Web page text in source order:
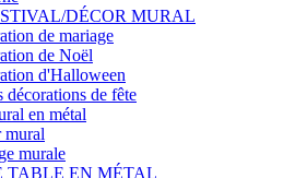
DÉCOR MURAL
de mariage
de Noël
d'Halloween
décorations de fête
en métal
murale
TABLE EN MÉTAL